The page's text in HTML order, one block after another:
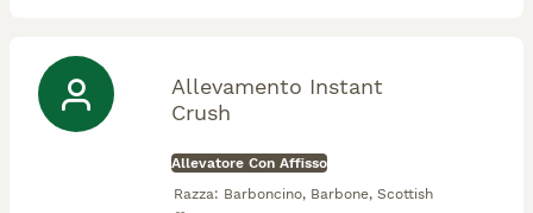
Allevamento Instant
Crush
Allevatore Con Affisso
Razza: Barboncino, Barbone, Scottish